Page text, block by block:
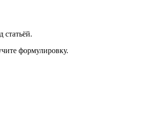
статьёй.
формулировку.